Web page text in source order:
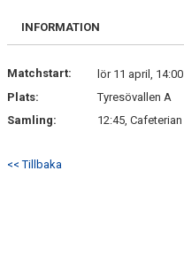
INFORMATION
Matchstart:
lör 11 april, 14:00
Plats:
Tyresövallen A
Samling:
12:45, Cafeterian
<< Tillbaka